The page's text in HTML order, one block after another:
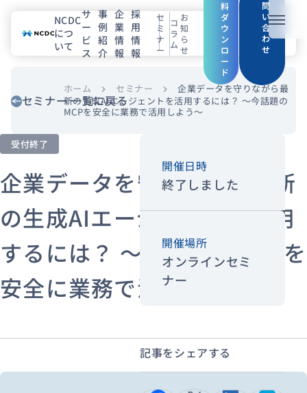
メニュ
NCDCについて
サービス
事例紹介
採用情報
セミナーコラム お知らせ
エンジニアブログ（Zenn）
お役立ち情報（PJ Insight）
お問い合わせ
NCDC
につ
いて
サ
ー
ビ
ス
事
例
紹
介
企
業
情
報
採
用
情
報
セ
ミ
ナ
ー
コ
ラ
ム
お
知
ら
せ
料
ダ
ウ
ン
ロ
ー
ド
問
い
合
わ
せ
セミナー 一覧に戻る
ホーム chevron_right セミナー chevron_right
企業データを守りながら最
新の生成AIエージェントを活用するには？ ～今話題の
MCPを安全に業務で活用しよう～
受付終了
企業データを守りながら最新
の生成AIエージェントを活用
するには？ ～今話題のMCPを
安全に業務で活用しよう～
開催日時
終了しました
開催場所
オンラインセミ
ナー
記事をシェアする